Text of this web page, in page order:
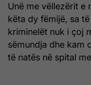
Unë me vëllezërit e
këta dy fëmijë, sa
kriminelët nuk i çoj
sëmundja dhe kam
të natës në spital